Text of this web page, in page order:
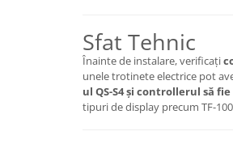
Sfat Tehnic
Înainte de instalare, verificați
unele trotinete electrice pot
ul QS-S4 și controllerul să
tipuri de display precum TF-100